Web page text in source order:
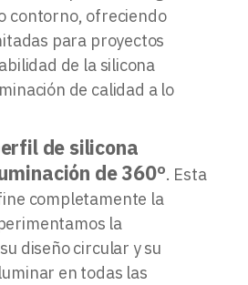
contorno, ofreciendo
para proyectos
de la silicona
de calidad a lo
de silicona
de 360º. Esta
completamente la
la
diseño circular y su
en todas las